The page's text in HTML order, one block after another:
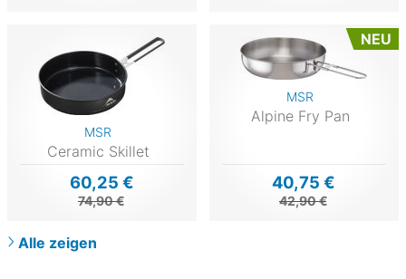
MSR
Ceramic Skillet
60,25 €
74,90 €
NEU
MSR
Alpine Fry Pan
40,75 €
42,90 €
Alle zeigen